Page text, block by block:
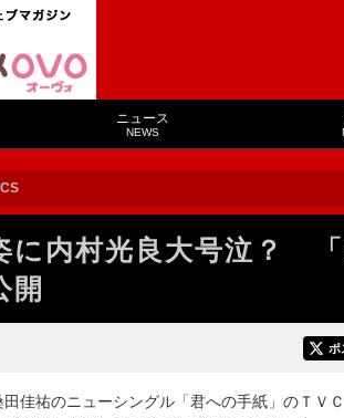
ニュース
NEWS
に内村光良大号泣？ 「
開
ポ
佳祐のニューシングル「君への手紙」のＴＶ